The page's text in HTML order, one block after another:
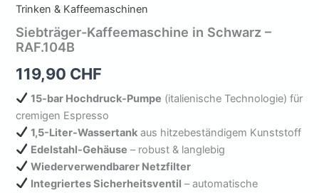
Trinken & Kaffeemaschinen
Siebträger-Kaffeemaschine in Schwarz –
RAF.104B
119,90 CHF
15-bar Hochdruck-Pumpe (italienische Technologie) für
cremigen Espresso
1,5-Liter-Wassertank aus hitzebeständigem Kunststoff
Edelstahl-Gehäuse – robust & langlebig
Wiederverwendbarer Netzfilter
Integriertes Sicherheitsventil – automatische